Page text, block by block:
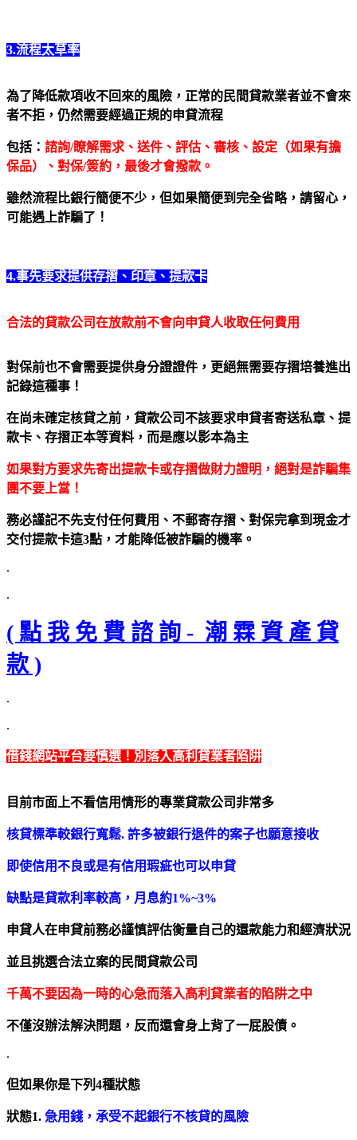
3.流程太草率
為了降低款項收不回來的風險，正常的民間貸款業者並不會來
者不拒，仍然需要經過正規的申貸流程
包括： 諮詢/瞭解需求、送件、評估、審核、設定（如果有擔
保品）、對保/簽約，最後才會撥款。
雖然流程比銀行簡便不少，但如果簡便到完全省略，請留心，
可能遇上詐騙了！
4.事先要求提供存摺、印章、提款卡
合法的貸款公司在放款前不會向申貸人收取任何費用
對保前也不會需要提供身分證證件，更絕無需要存摺培養進出
記錄這種事！
在尚未確定核貸之前，貸款公司不該要求申貸者寄送私章、提
款卡、存摺正本等資料，而是應以影本為主
如果對方要求先寄出提款卡或存摺做財力證明，絕對是詐騙集
團不要上當！
務必謹記不先支付任何費用、不郵寄存摺、對保完拿到現金才
交付提款卡這3點，才能降低被詐騙的機率。
.
.
( 點 我 免 費 諮 詢 - 潮 霖 資 產 貸
款 )
.
.
借錢網站平台要慎選！別落入高利貸業者陷阱
目前市面上不看信用情形的專業貸款公司非常多
核貸標準較銀行寬鬆. 許多被銀行退件的案子也願意接收
即使信用不良或是有信用瑕疵也可以申貸
缺點是貸款利率較高，月息約1%~3%
申貸人在申貸前務必謹慎評估衡量自己的還款能力和經濟狀況
並且挑選合法立案的民間貸款公司
千萬不要因為一時的心急而落入高利貸業者的陷阱之中
不僅沒辦法解決問題，反而還會身上背了一屁股債。
.
但如果你是下列4種狀態
狀態1. 急用錢，承受不起銀行不核貸的風險